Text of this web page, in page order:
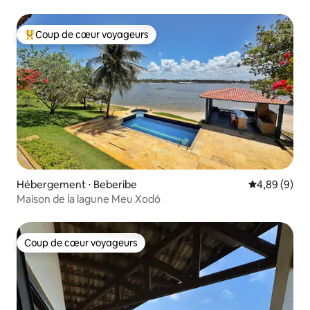
Coups de cœur voyageurs les plus appréciés
Coup de cœur voyageurs
Hébergement ⋅ Beberibe Évaluation
4,89 (9)
Maison de la lagune Meu Xodó
Coup de cœur voyageurs
Coup de cœur voyageurs